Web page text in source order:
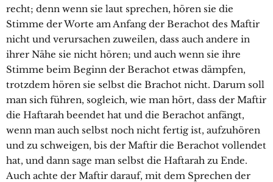
recht; denn wenn sie laut sprechen, hören sie die
Stimme der Worte am Anfang der Berachot des Maftir
nicht und verursachen zuweilen, dass auch andere in
ihrer Nähe sie nicht hören; und auch wenn sie ihre
Stimme beim Beginn der Berachot etwas dämpfen,
trotzdem hören sie selbst die Brachot nicht. Darum soll
man sich führen, sogleich, wie man hört, dass der Maftir
die Haftarah beendet hat und die Berachot anfängt,
wenn man auch selbst noch nicht fertig ist, aufzuhören
und zu schweigen, bis der Maftir die Berachot vollendet
hat, und dann sage man selbst die Haftarah zu Ende.
Auch achte der Maftir darauf, mit dem Sprechen der